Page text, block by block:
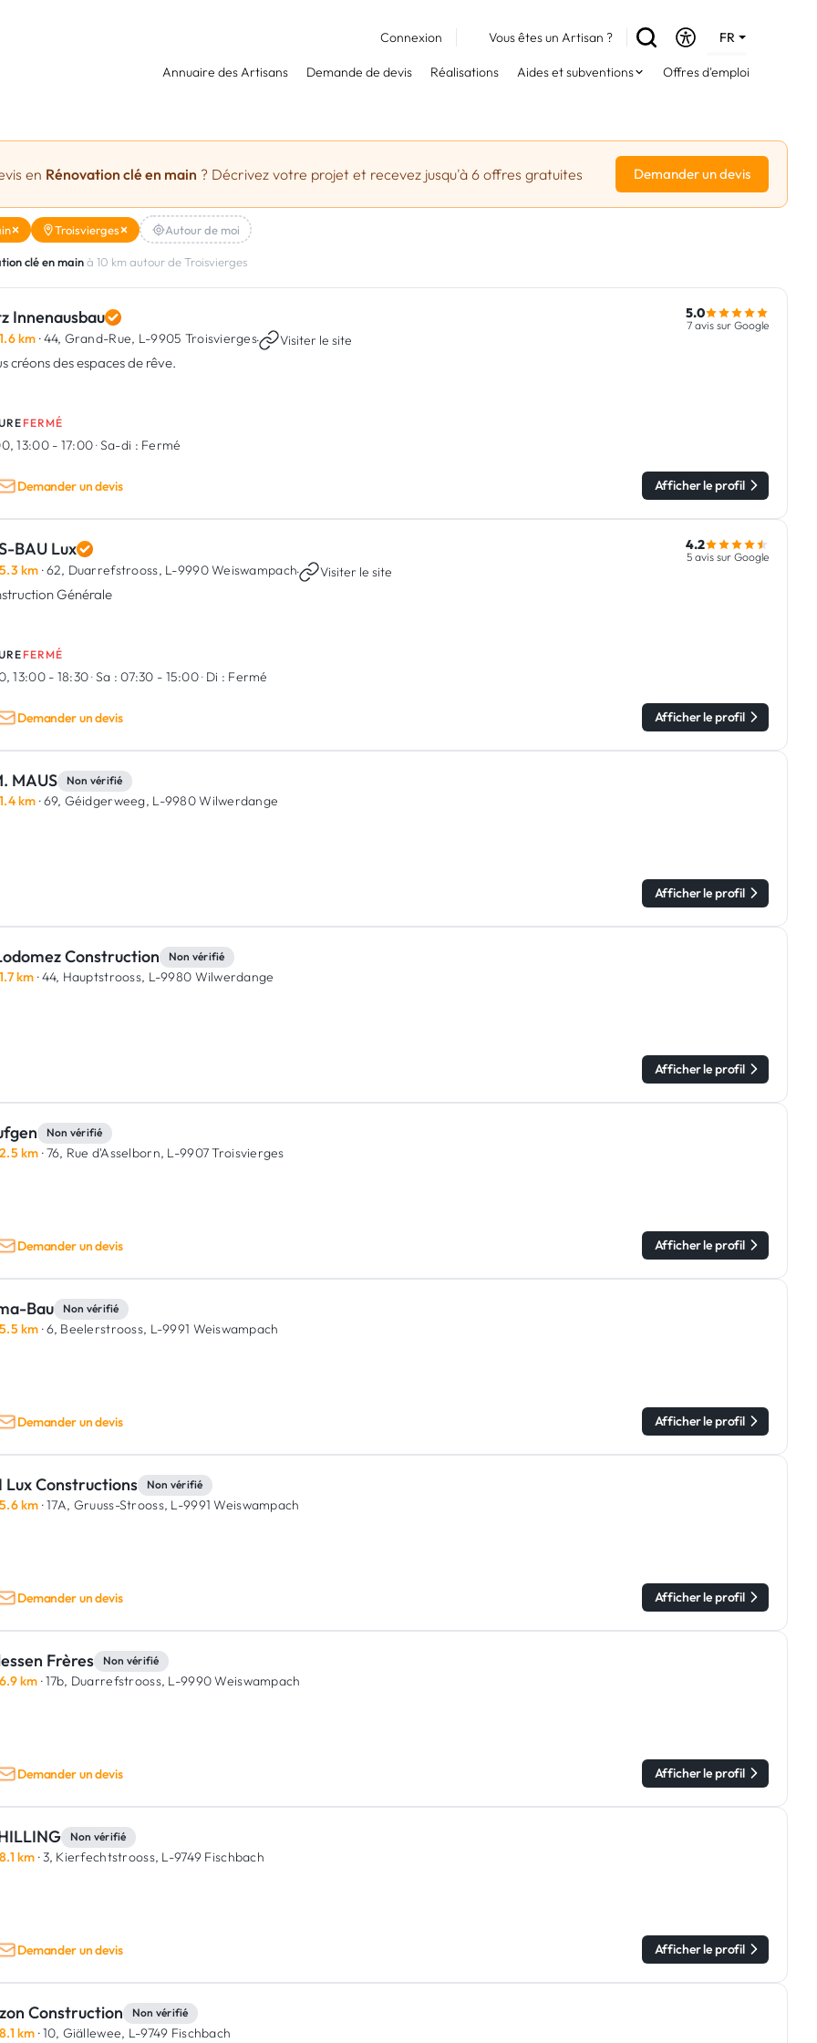
Connexion Vous êtes un Artisan ?
FR
Annuaire des Artisans Demande de devis Réalisations Aides et subventions Offres d'emploi
en Rénovation clé en main ? Décrivez votre projet et recevez jusqu'à 6 offres gratuites Demander un devis
Troisvierges Autour de moi
clé en mainà 10 km autour de Troisvierges
Innenausbau
1.6 km · 44, Grand-Rue, L-9905 Troisvierges· Visiter le site
créons des espaces de rêve.
5.0
7 avis sur Google
FERMÉ
13:00 - 17:00·Sa-di : Fermé
Demander un devis Afficher le profil
BAU Lux
5.3 km · 62, Duarrefstrooss, L-9990 Weiswampach· Visiter le site
Générale
4.2
5 avis sur Google
FERMÉ
13:00 - 18:30·Sa : 07:30 - 15:00· Di : Fermé
Demander un devis Afficher le profil
MAUS Non vérifié
1.4 km · 69, Géidgerweeg, L-9980 Wilwerdange
Afficher le profil
Construction Non vérifié
1.7 km · 44, Hauptstrooss, L-9980 Wilwerdange
Afficher le profil
Non vérifié
2.5 km · 76, Rue d'Asselborn, L-9907 Troisvierges
Demander un devis Afficher le profil
Bau Non vérifié
5.5 km · 6, Beelerstrooss, L-9991 Weiswampach
Demander un devis Afficher le profil
Lux Constructions Non vérifié
5.6 km · 17A, Gruuss-Strooss, L-9991 Weiswampach
Demander un devis Afficher le profil
Frères Non vérifié
6.9 km · 17b, Duarrefstrooss, L-9990 Weiswampach
Demander un devis Afficher le profil
Non vérifié
8.1 km · 3, Kierfechtstrooss, L-9749 Fischbach
Demander un devis Afficher le profil
Construction Non vérifié
8.1 km · 10, Giällewee, L-9749 Fischbach